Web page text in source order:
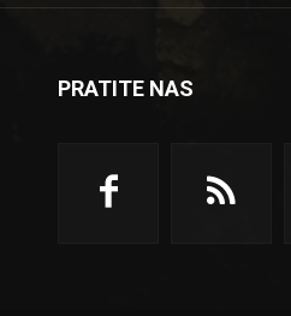
PRATITE NAS